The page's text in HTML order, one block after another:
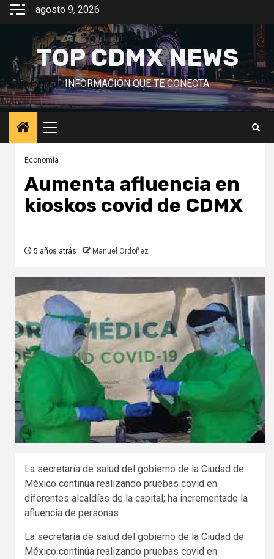
Saltar
contenido
agosto 9, 2026
TOP CDMX NEWS
INFORMACIÓN QUE TE CONECTA
Menú
principal
Economía
Aumenta afluencia en
kioskos covid de CDMX
5 años atrás Manuel Ordoñez
La secretaría de salud del gobierno de la Ciudad de
México continúa realizando pruebas covid en
diferentes alcaldías de la capital; ha incrementado la
afluencia de personas
La secretaría de salud del gobierno de la Ciudad de
México continúa realizando pruebas covid en